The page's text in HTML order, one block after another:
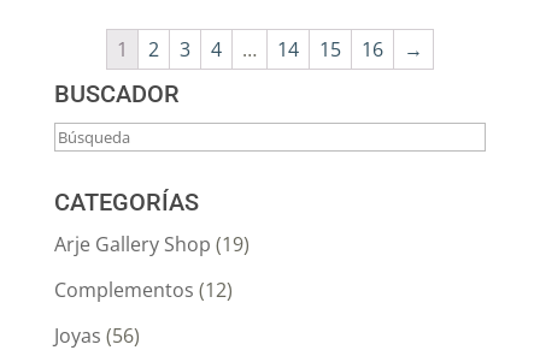
1 2 3 4 … 14 15 16 →
BUSCADOR
CATEGORÍAS
Arje Gallery Shop (19)
Complementos (12)
Joyas (56)